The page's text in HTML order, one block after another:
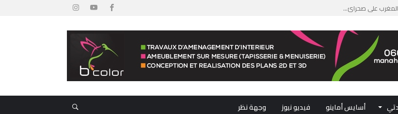
ببلوغ قمة &#...
وشبكات الاتجار ب...
أسايس أماينو فيديو نيوز وجهة نظر